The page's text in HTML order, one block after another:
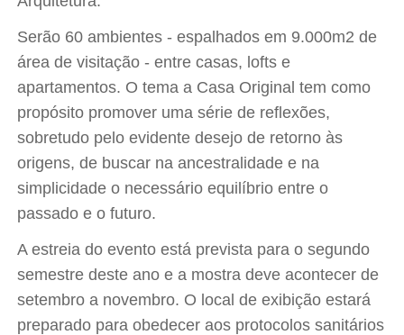
Serão 60 ambientes - espalhados em 9.000m2 de
área de visitação - entre casas, lofts e
apartamentos. O tema a Casa Original tem como
propósito promover uma série de reflexões,
sobretudo pelo evidente desejo de retorno às
origens, de buscar na ancestralidade e na
simplicidade o necessário equilíbrio entre o
passado e o futuro.
A estreia do evento está prevista para o segundo
semestre deste ano e a mostra deve acontecer de
setembro a novembro. O local de exibição estará
preparado para obedecer aos protocolos sanitários